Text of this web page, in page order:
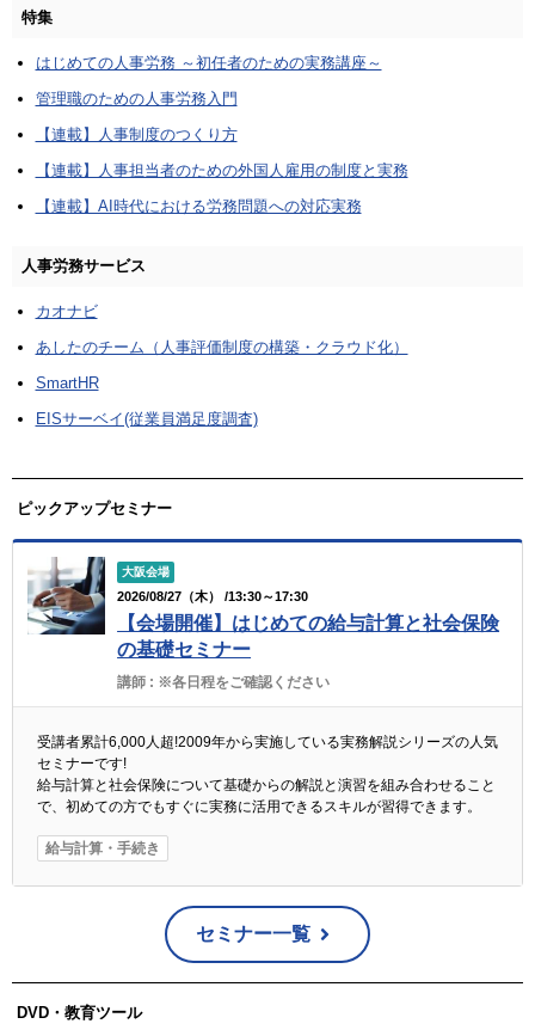
特集
はじめての人事労務 ～初任者のための実務講座～
管理職のための人事労務入門
【連載】人事制度のつくり方
【連載】人事担当者のための外国人雇用の制度と実務
【連載】AI時代における労務問題への対応実務
人事労務サービス
カオナビ
あしたのチーム（人事評価制度の構築・クラウド化）
SmartHR
EISサーベイ(従業員満足度調査)
ピックアップセミナー
大阪会場
2026/08/27（木） /13:30～17:30
【会場開催】はじめての給与計算と社会保険
の基礎セミナー
講師 : ※各日程をご確認ください
受講者累計6,000人超!2009年から実施している実務解説シリーズの人気
セミナーです!
給与計算と社会保険について基礎からの解説と演習を組み合わせること
で、初めての方でもすぐに実務に活用できるスキルが習得できます。
給与計算・手続き
セミナー一覧
DVD・教育ツール